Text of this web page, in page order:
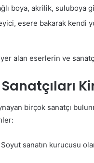
boya, akrilik, suluboya
esere bakarak kendi
alan eserlerin ve
birçok sanatçı
Soyut sanatın kurucusu